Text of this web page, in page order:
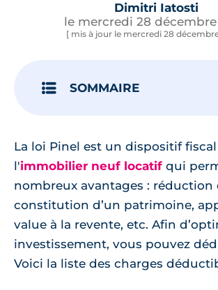
Dimitri Iatosti
le mercredi 28 décembre
[ mis à jour le mercredi 28
SOMMAIRE
La loi Pinel est un dispositif fiscal
l'immobilier neuf locatif qui
nombreux avantages : réduction
constitution d’un patrimoine,
value à la revente, etc. Afin
investissement, vous pouvez
Voici la liste des charges